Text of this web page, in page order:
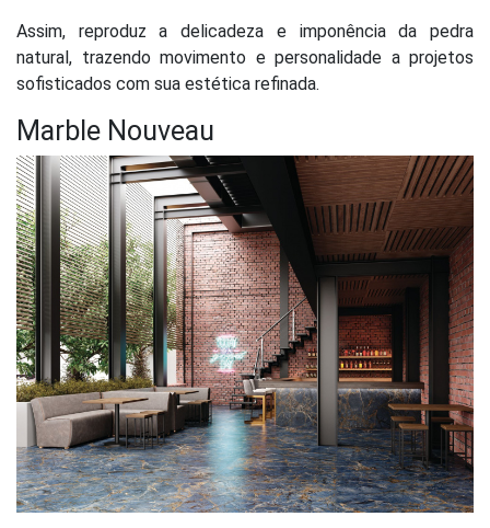
Assim, reproduz a delicadeza e imponência da pedra
natural, trazendo movimento e personalidade a projetos
sofisticados com sua estética refinada.
Marble Nouveau